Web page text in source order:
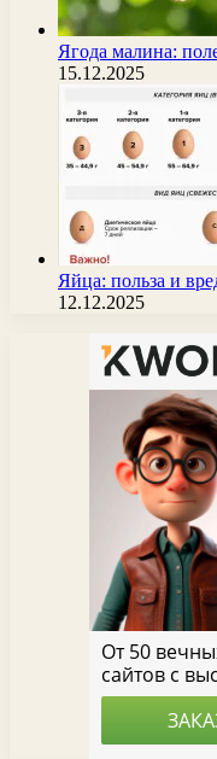
Ягода малина:
15.12.2025
Яйца: польза и
12.12.2025